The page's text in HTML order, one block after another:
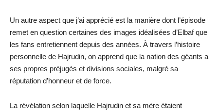
Un autre aspect que j’ai apprécié est la manière dont l’épisode
remet en question certaines des images idéalisées d’Elbaf que
les fans entretiennent depuis des années. À travers l’histoire
personnelle de Hajrudin, on apprend que la nation des géants a
ses propres préjugés et divisions sociales, malgré sa
réputation d’honneur et de force.
La révélation selon laquelle Hajrudin et sa mère étaient